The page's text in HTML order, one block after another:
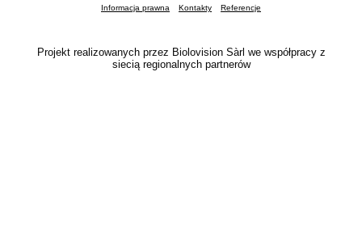
Informacja prawna Kontakty Referencje
Projekt realizowanych przez Biolovision Sàrl we współpracy z
siecią regionalnych partnerów